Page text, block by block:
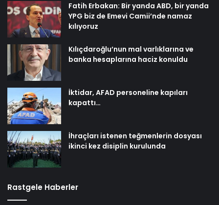
Fatih Erbakan: Bir yanda ABD, bir yanda
YPG biz de Emevi Camii’nde namaz
kılıyoruz
Kılıçdaroğlu’nun mal varlıklarına ve
banka hesaplarına haciz konuldu
İktidar, AFAD personeline kapıları
kapattı…
İhraçları istenen teğmenlerin dosyası
ikinci kez disiplin kurulunda
Rastgele Haberler